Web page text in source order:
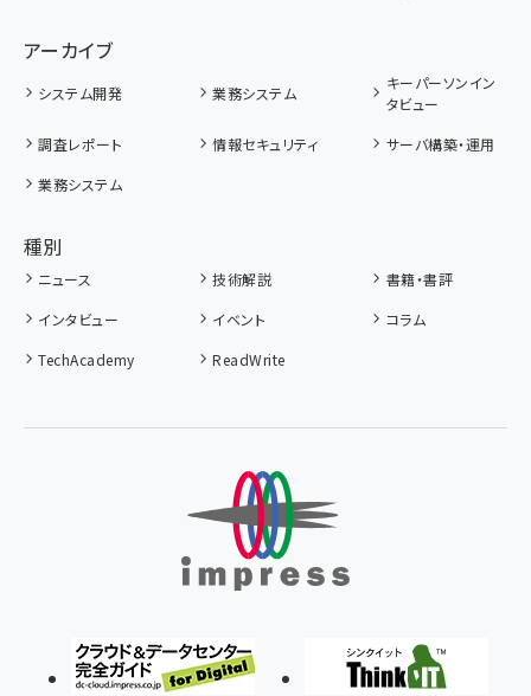
アーカイブ
システム開発 業務システム
キーパーソンイン
タビュー
調査レポート
情報セキュリティ
サーバ構築・運用
業務システム
種別
ニュース 技術解説
書籍・書評
インタビュー
イベント
コラム
TechAcademy
ReadWrite